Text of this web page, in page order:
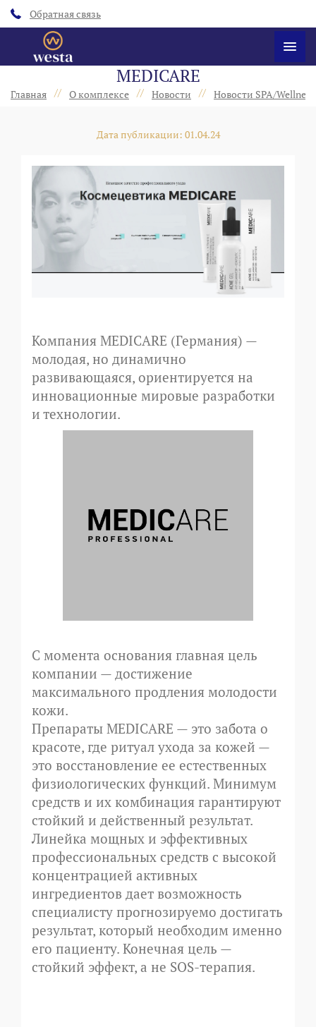
Обратная связь
MEDICARE
Главная // О комплексе // Новости // Новости SPA/
Дата публикации: 01.04.24
Компания MEDICARE (Германия) —
молодая, но динамично
развивающаяся, ориентируется на
инновационные мировые разработки
и технологии.
С момента основания главная цель
компании — достижение
максимального продления молодости
кожи.
Препараты MEDICARE — это забота о
красоте, где ритуал ухода за кожей —
это восстановление ее естественных
физиологических функций. Минимум
средств и их комбинация гарантируют
стойкий и действенный результат.
Линейка мощных и эффективных
профессиональных средств с высокой
концентрацией активных
ингредиентов дает возможность
специалисту прогнозируемо достигать
результат, который необходим именно
его пациенту. Конечная цель —
стойкий эффект, а не SOS-терапия.